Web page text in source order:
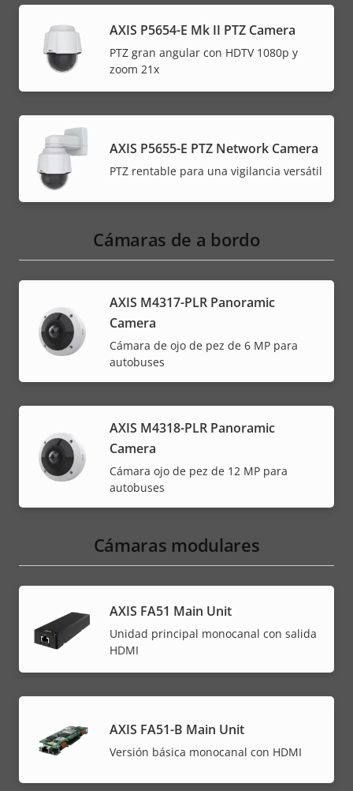
AXIS P5654-E Mk II PTZ Camera
PTZ gran angular con HDTV 1080p y
zoom 21x
AXIS P5655-E PTZ Network Camera
PTZ rentable para una vigilancia versátil
Cámaras de a bordo
AXIS M4317-PLR Panoramic
Camera
Cámara de ojo de pez de 6 MP para
autobuses
AXIS M4318-PLR Panoramic
Camera
Cámara ojo de pez de 12 MP para
autobuses
Cámaras modulares
AXIS FA51 Main Unit
Unidad principal monocanal con salida
HDMI
AXIS FA51-B Main Unit
Versión básica monocanal con HDMI